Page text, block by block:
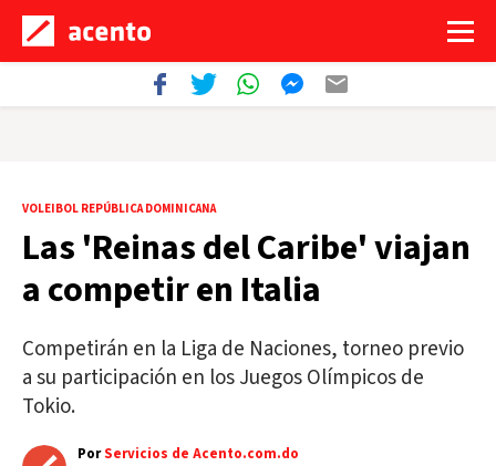
VOLEIBOL REPÚBLICA DOMINICANA
Las 'Reinas del Caribe' viajan
a competir en Italia
Competirán en la Liga de Naciones, torneo previo
a su participación en los Juegos Olímpicos de
Tokio.
PorServicios de Acento.com.do